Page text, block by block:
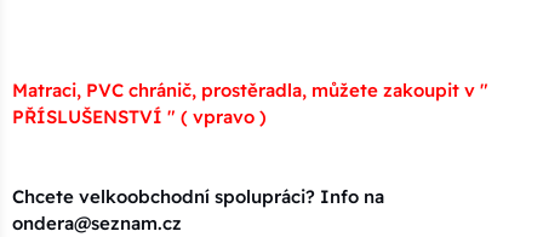
Matraci, PVC chránič, prostěradla, můžete zakoupit v "
PŘÍSLUŠENSTVÍ " ( vpravo )
Chcete velkoobchodní spolupráci? Info na
ondera@seznam.cz